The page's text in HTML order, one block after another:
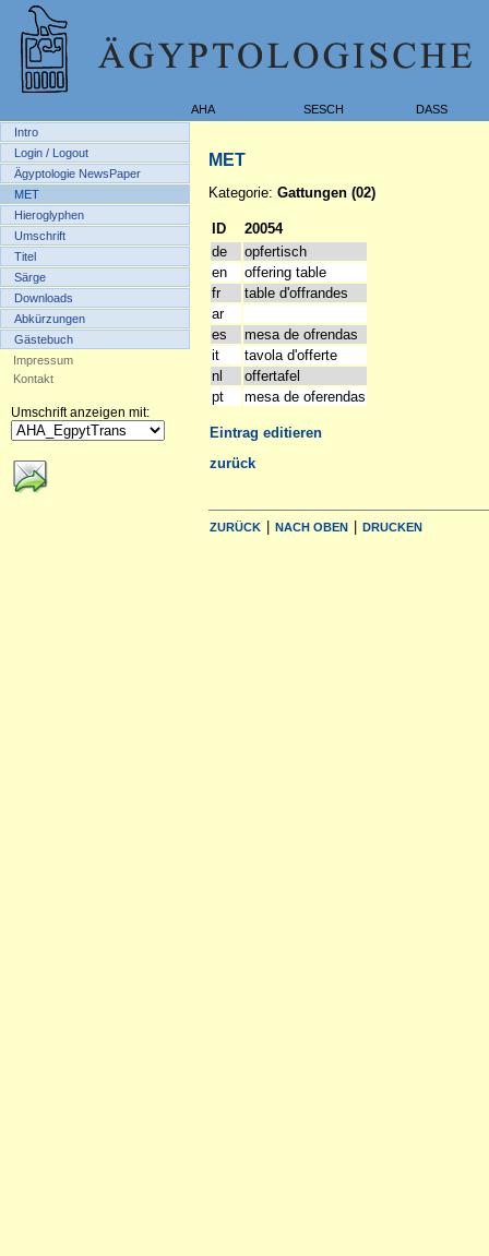
AHA SESCH
DASS
Intro
Login / Logout
Ägyptologie NewsPaper
MET
Hieroglyphen
Umschrift
Titel
Särge
Downloads
Abkürzungen
Gästebuch
Impressum
Kontakt
Umschrift anzeigen mit:
MET
Kategorie: Gattungen (02)
ID
20054
de
opfertisch
en
offering table
fr
table d'offrandes
ar
es
mesa de ofrendas
it
tavola d'offerte
nl
offertafel
pt
mesa de oferendas
Eintrag editieren
zurück
ZURÜCK | NACH OBEN | DRUCKEN